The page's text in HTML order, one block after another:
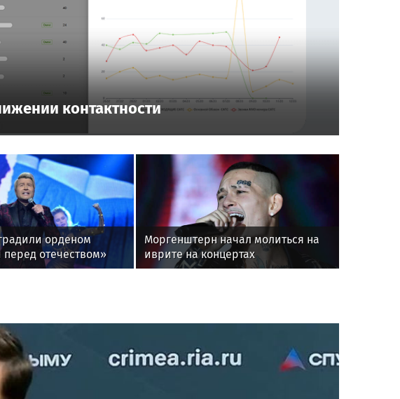
контактности
орденом
перед отечеством»
Моргенштерн начал молиться на
иврите на концертах